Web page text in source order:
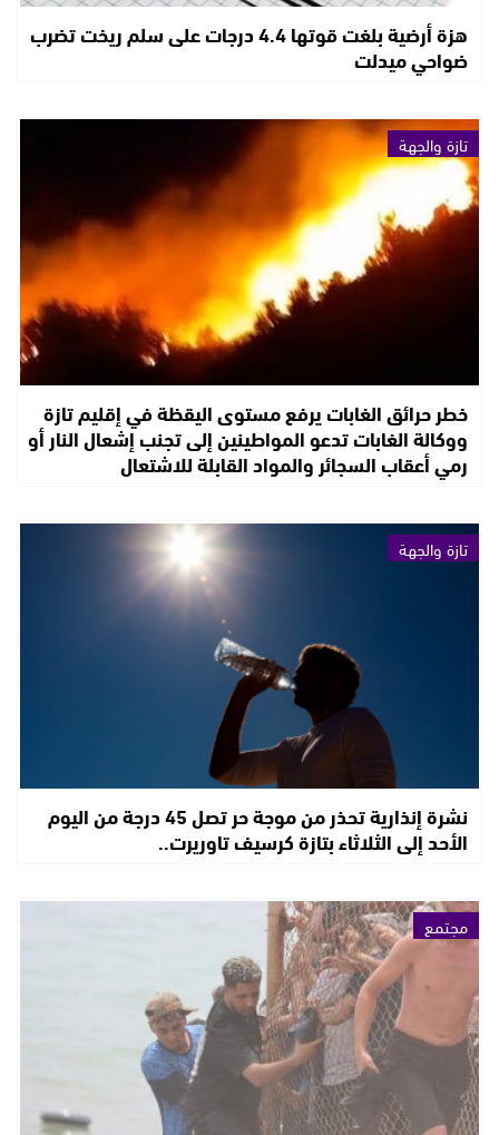
هزة أرضية بلغت قوتها 4.4 درجات على سلم ريخت تضرب
ضواحي ميدلت
تازة والجهة
خطر حرائق الغابات يرفع مستوى اليقظة في إقليم تازة
ووكالة الغابات تدعو المواطينين إلى تجنب إشعال النار أو
رمي أعقاب السجائر والمواد القابلة للاشتعال
تازة والجهة
نشرة إنذارية تحذر من موجة حر تصل 45 درجة من اليوم
الأحد إلى الثلاثاء بتازة كرسيف تاوريرت..
مجتمع